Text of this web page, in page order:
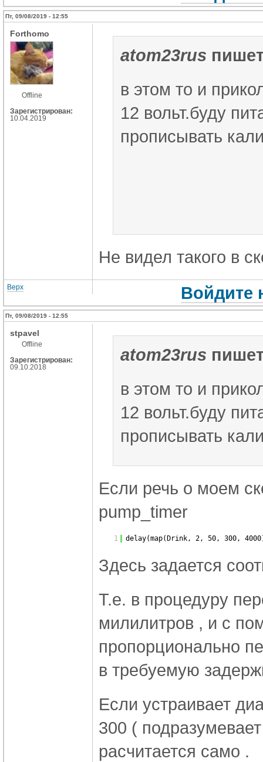
Пт, 09/08/2019 - 12:55
Forthomo
Offline
Зарегистрирован:
10.04.2019
atom23rus
в этом то и
12 вольт.буду
прописывать
Не видел такого в
Верх Войдите
Пт, 09/08/2019 - 12:55
stpavel
Offline
Зарегистрирован:
09.10.2018
atom23rus
в этом то и
12 вольт.буду
прописывать
Если речь о моем
pump_timer
1 delay(map(Drink, 2, 50, 300,
Здесь задается
Т.е. в процедуру
милилитров , и с
пропорционально
в требуемую
Если устраивает
300 (
расчитается само .